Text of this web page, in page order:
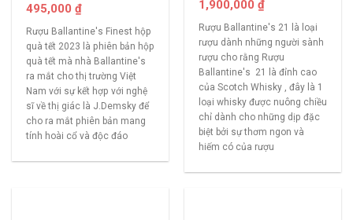
495,000 ₫
Rượu Ballantine's Finest hộp
quà tết 2023 là phiên bản hộp
quà tết mà nhà Ballantine's
ra mắt cho thị trường Việt
Nam với sự kết hợp với nghệ
sĩ về thị giác là J.Demsky để
cho ra mắt phiên bản mang
tính hoài cổ và độc đáo
1,900,000₫
Rượu Ballantine's 21 là loại
rượu dành những người sành
rượu cho rằng Rượu
Ballantine's 21 là đỉnh cao
của Scotch Whisky , đây là 1
loại whisky được nuông chiều
chỉ dành cho những dịp đặc
biệt bởi sự thơm ngon và
hiếm có của rượu